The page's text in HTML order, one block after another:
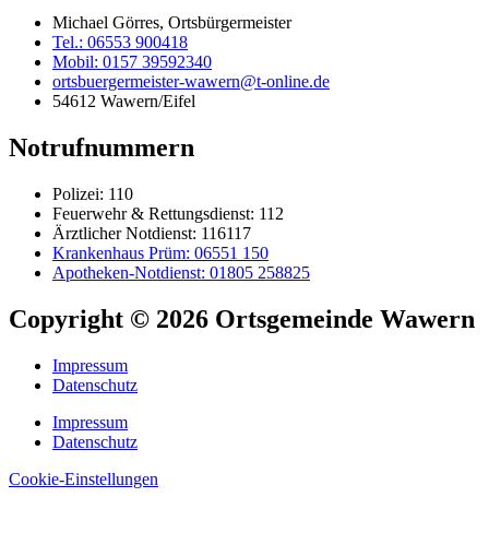
Michael Görres, Ortsbürgermeister
Tel.: 06553 900418
Mobil: 0157 39592340
ortsbuergermeister-wawern@t-online.de
54612 Wawern/Eifel
Notrufnummern
Polizei: 110
Feuerwehr & Rettungsdienst: 112
Ärztlicher Notdienst: 116117
Krankenhaus Prüm: 06551 150
Apotheken-Notdienst: 01805 258825
Copyright © 2026 Ortsgemeinde Wawern
Impressum
Datenschutz
Impressum
Datenschutz
Cookie-Einstellungen